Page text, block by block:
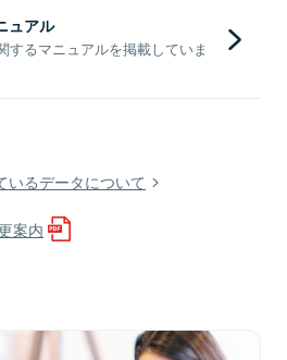
ュアル
するマニュアルを掲載していま
いるデータについて
案内